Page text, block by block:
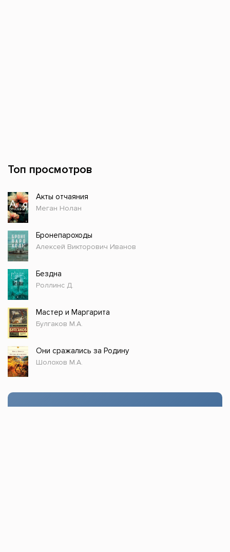
Топ просмотров
Акты отчаяния
Меган Нолан
Бронепароходы
Алексей Викторович Иванов
Бездна
Роллинс Д.
Мастер и Маргарита
Булгаков М.А.
Они сражались за Родину
Шолохов М.А.